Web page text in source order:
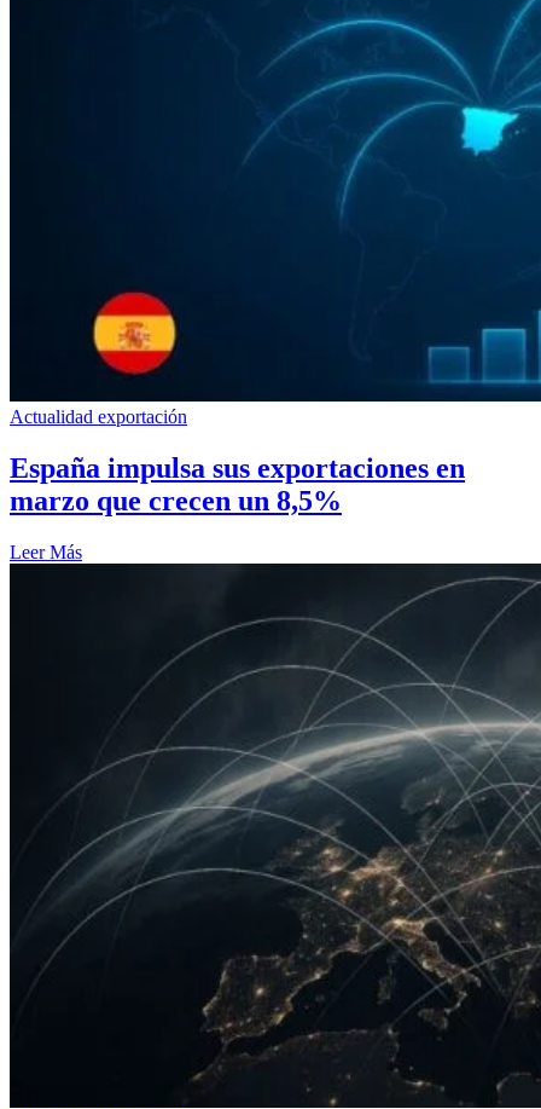
Actualidad exportación
España impulsa sus exportaciones en
marzo que crecen un 8,5%
Leer Más